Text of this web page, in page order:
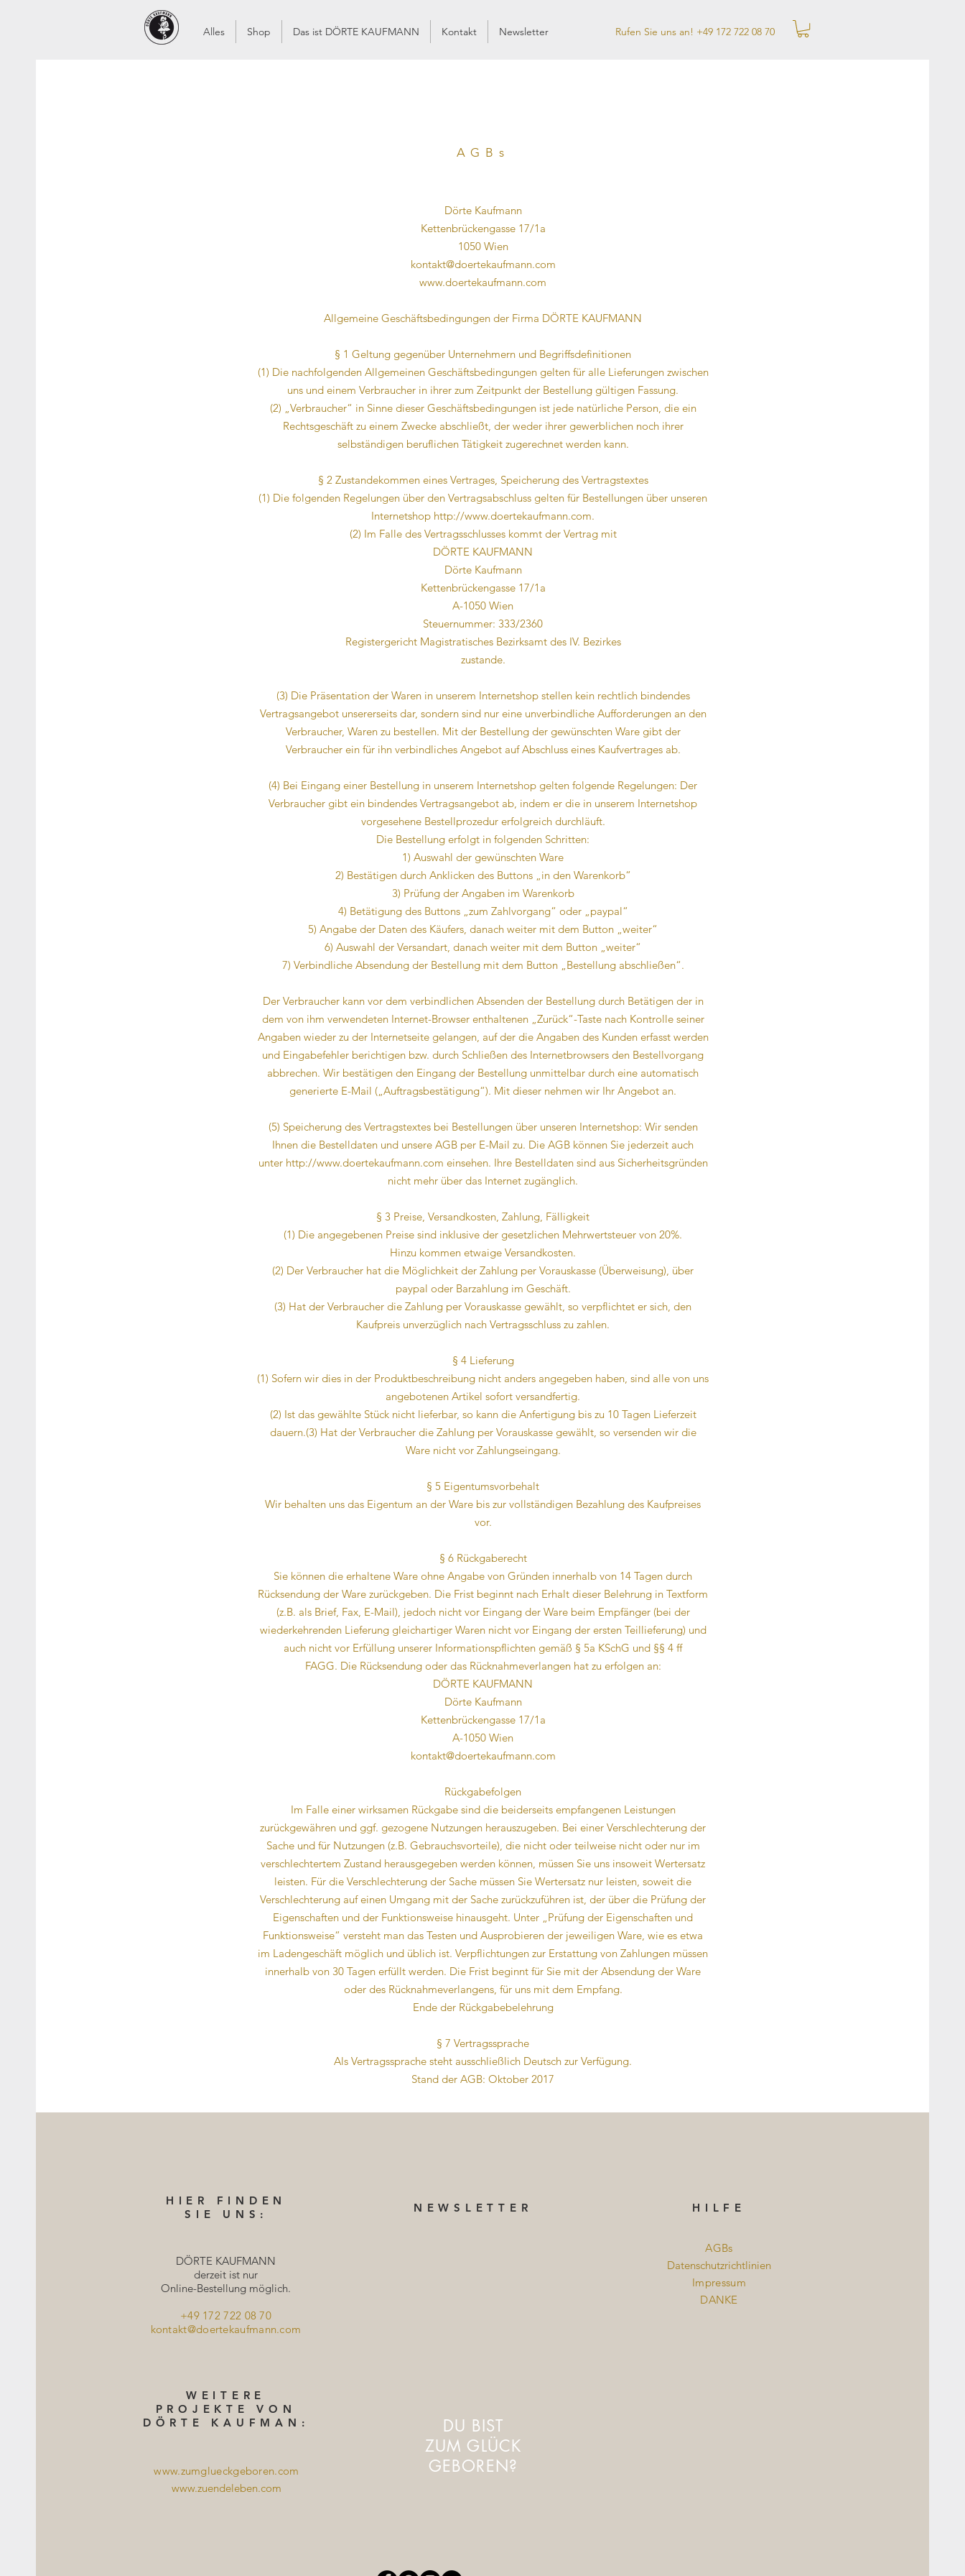
Alles Shop Das ist DÖRTE KAUFMANN Kontakt Newsletter Rufen Sie uns an! +49 172 722 08 70
AGBs
Dörte Kaufmann
Kettenbrückengasse 17/1a
1050 Wien
kontakt@doertekaufmann.com
www.doertekaufmann.com
Allgemeine Geschäftsbedingungen der Firma DÖRTE KAUFMANN
§ 1 Geltung gegenüber Unternehmern und Begriffsdefinitionen
(1) Die nachfolgenden Allgemeinen Geschäftsbedingungen gelten für alle Lieferungen zwischen
uns und einem Verbraucher in ihrer zum Zeitpunkt der Bestellung gültigen Fassung.
(2) „Verbraucher“ in Sinne dieser Geschäftsbedingungen ist jede natürliche Person, die ein
Rechtsgeschäft zu einem Zwecke abschließt, der weder ihrer gewerblichen noch ihrer
selbständigen beruflichen Tätigkeit zugerechnet werden kann.
§ 2 Zustandekommen eines Vertrages, Speicherung des Vertragstextes
(1) Die folgenden Regelungen über den Vertragsabschluss gelten für Bestellungen über unseren
Internetshop http://www.doertekaufmann.com.
(2) Im Falle des Vertragsschlusses kommt der Vertrag mit
DÖRTE KAUFMANN
Dörte Kaufmann
Kettenbrückengasse 17/1a
A-1050 Wien
Steuernummer: 333/2360
Registergericht Magistratisches Bezirksamt des IV. Bezirkes
zustande.
(3) Die Präsentation der Waren in unserem Internetshop stellen kein rechtlich bindendes
Vertragsangebot unsererseits dar, sondern sind nur eine unverbindliche Aufforderungen an den
Verbraucher, Waren zu bestellen. Mit der Bestellung der gewünschten Ware gibt der
Verbraucher ein für ihn verbindliches Angebot auf Abschluss eines Kaufvertrages ab.
(4) Bei Eingang einer Bestellung in unserem Internetshop gelten folgende Regelungen: Der
Verbraucher gibt ein bindendes Vertragsangebot ab, indem er die in unserem Internetshop
vorgesehene Bestellprozedur erfolgreich durchläuft.
Die Bestellung erfolgt in folgenden Schritten:
1) Auswahl der gewünschten Ware
2) Bestätigen durch Anklicken des Buttons „in den Warenkorb“
3) Prüfung der Angaben im Warenkorb
4) Betätigung des Buttons „zum Zahlvorgang“ oder „paypal“
5) Angabe der Daten des Käufers, danach weiter mit dem Button „weiter“
6) Auswahl der Versandart, danach weiter mit dem Button „weiter“
7) Verbindliche Absendung der Bestellung mit dem Button „Bestellung abschließen“.
Der Verbraucher kann vor dem verbindlichen Absenden der Bestellung durch Betätigen der in
dem von ihm verwendeten Internet-Browser enthaltenen „Zurück“-Taste nach Kontrolle seiner
Angaben wieder zu der Internetseite gelangen, auf der die Angaben des Kunden erfasst werden
und Eingabefehler berichtigen bzw. durch Schließen des Internetbrowsers den Bestellvorgang
abbrechen. Wir bestätigen den Eingang der Bestellung unmittelbar durch eine automatisch
generierte E-Mail („Auftragsbestätigung“). Mit dieser nehmen wir Ihr Angebot an.
(5) Speicherung des Vertragstextes bei Bestellungen über unseren Internetshop: Wir senden
Ihnen die Bestelldaten und unsere AGB per E-Mail zu. Die AGB können Sie jederzeit auch
unter http://www.doertekaufmann.com einsehen. Ihre Bestelldaten sind aus Sicherheitsgründen
nicht mehr über das Internet zugänglich.
§ 3 Preise, Versandkosten, Zahlung, Fälligkeit
(1) Die angegebenen Preise sind inklusive der gesetzlichen Mehrwertsteuer von 20%.
Hinzu kommen etwaige Versandkosten.
(2) Der Verbraucher hat die Möglichkeit der Zahlung per Vorauskasse (Überweisung), über
paypal oder Barzahlung im Geschäft.
(3) Hat der Verbraucher die Zahlung per Vorauskasse gewählt, so verpflichtet er sich, den
Kaufpreis unverzüglich nach Vertragsschluss zu zahlen.
§ 4 Lieferung
(1) Sofern wir dies in der Produktbeschreibung nicht anders angegeben haben, sind alle von uns
angebotenen Artikel sofort versandfertig.
(2) Ist das gewählte Stück nicht lieferbar, so kann die Anfertigung bis zu 10 Tagen Lieferzeit
dauern.(3) Hat der Verbraucher die Zahlung per Vorauskasse gewählt, so versenden wir die
Ware nicht vor Zahlungseingang.
§ 5 Eigentumsvorbehalt
Wir behalten uns das Eigentum an der Ware bis zur vollständigen Bezahlung des Kaufpreises
vor.
§ 6 Rückgaberecht
Sie können die erhaltene Ware ohne Angabe von Gründen innerhalb von 14 Tagen durch
Rücksendung der Ware zurückgeben. Die Frist beginnt nach Erhalt dieser Belehrung in Textform
(z.B. als Brief, Fax, E-Mail), jedoch nicht vor Eingang der Ware beim Empfänger (bei der
wiederkehrenden Lieferung gleichartiger Waren nicht vor Eingang der ersten Teillieferung) und
auch nicht vor Erfüllung unserer Informationspflichten gemäß § 5a KSchG und §§ 4 ff
FAGG. Die Rücksendung oder das Rücknahmeverlangen hat zu erfolgen an:
DÖRTE KAUFMANN
Dörte Kaufmann
Kettenbrückengasse 17/1a
A-1050 Wien
kontakt@doertekaufmann.com
Rückgabefolgen
Im Falle einer wirksamen Rückgabe sind die beiderseits empfangenen Leistungen
zurückgewähren und ggf. gezogene Nutzungen herauszugeben. Bei einer Verschlechterung der
Sache und für Nutzungen (z.B. Gebrauchsvorteile), die nicht oder teilweise nicht oder nur im
verschlechtertem Zustand herausgegeben werden können, müssen Sie uns insoweit Wertersatz
leisten. Für die Verschlechterung der Sache müssen Sie Wertersatz nur leisten, soweit die
Verschlechterung auf einen Umgang mit der Sache zurückzuführen ist, der über die Prüfung der
Eigenschaften und der Funktionsweise hinausgeht. Unter „Prüfung der Eigenschaften und
Funktionsweise“ versteht man das Testen und Ausprobieren der jeweiligen Ware, wie es etwa
im Ladengeschäft möglich und üblich ist. Verpflichtungen zur Erstattung von Zahlungen müssen
innerhalb von 30 Tagen erfüllt werden. Die Frist beginnt für Sie mit der Absendung der Ware
oder des Rücknahmeverlangens, für uns mit dem Empfang.
Ende der Rückgabebelehrung
§ 7 Vertragssprache
Als Vertragssprache steht ausschließlich Deutsch zur Verfügung.
Stand der AGB: Oktober 2017
HIER FINDEN
SIE UNS:
DÖRTE KAUFMANN
derzeit ist nur
Online-Bestellung möglich.
+49 172 722 08 70
kontakt@doertekaufmann.com
WEITERE
PROJEKTE VON
DÖRTE KAUFMAN:
www.zumglueckgeboren.com
www.zuendeleben.com
NEWSLETTER
DU BIST
ZUM GLÜCK
GEBOREN?
HILFE
AGBs
Datenschutzrichtlinien
Impressum
DANKE